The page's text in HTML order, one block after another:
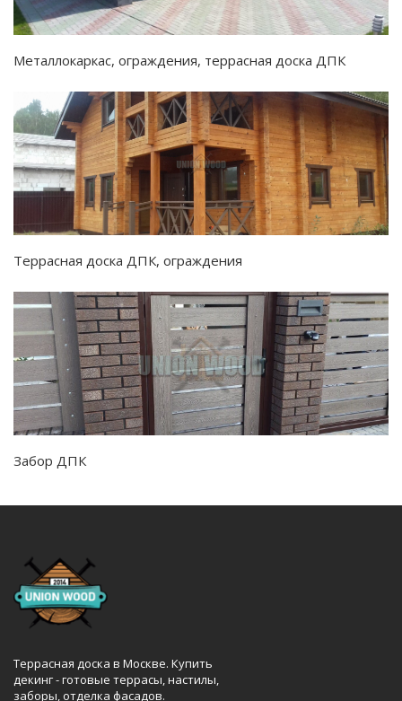
Металлокаркас, ограждения, террасная доска ДПК
Террасная доска ДПК, ограждения
Забор ДПК
Террасная доска в Москве. Купить
декинг - готовые террасы, настилы,
заборы, отделка фасадов.